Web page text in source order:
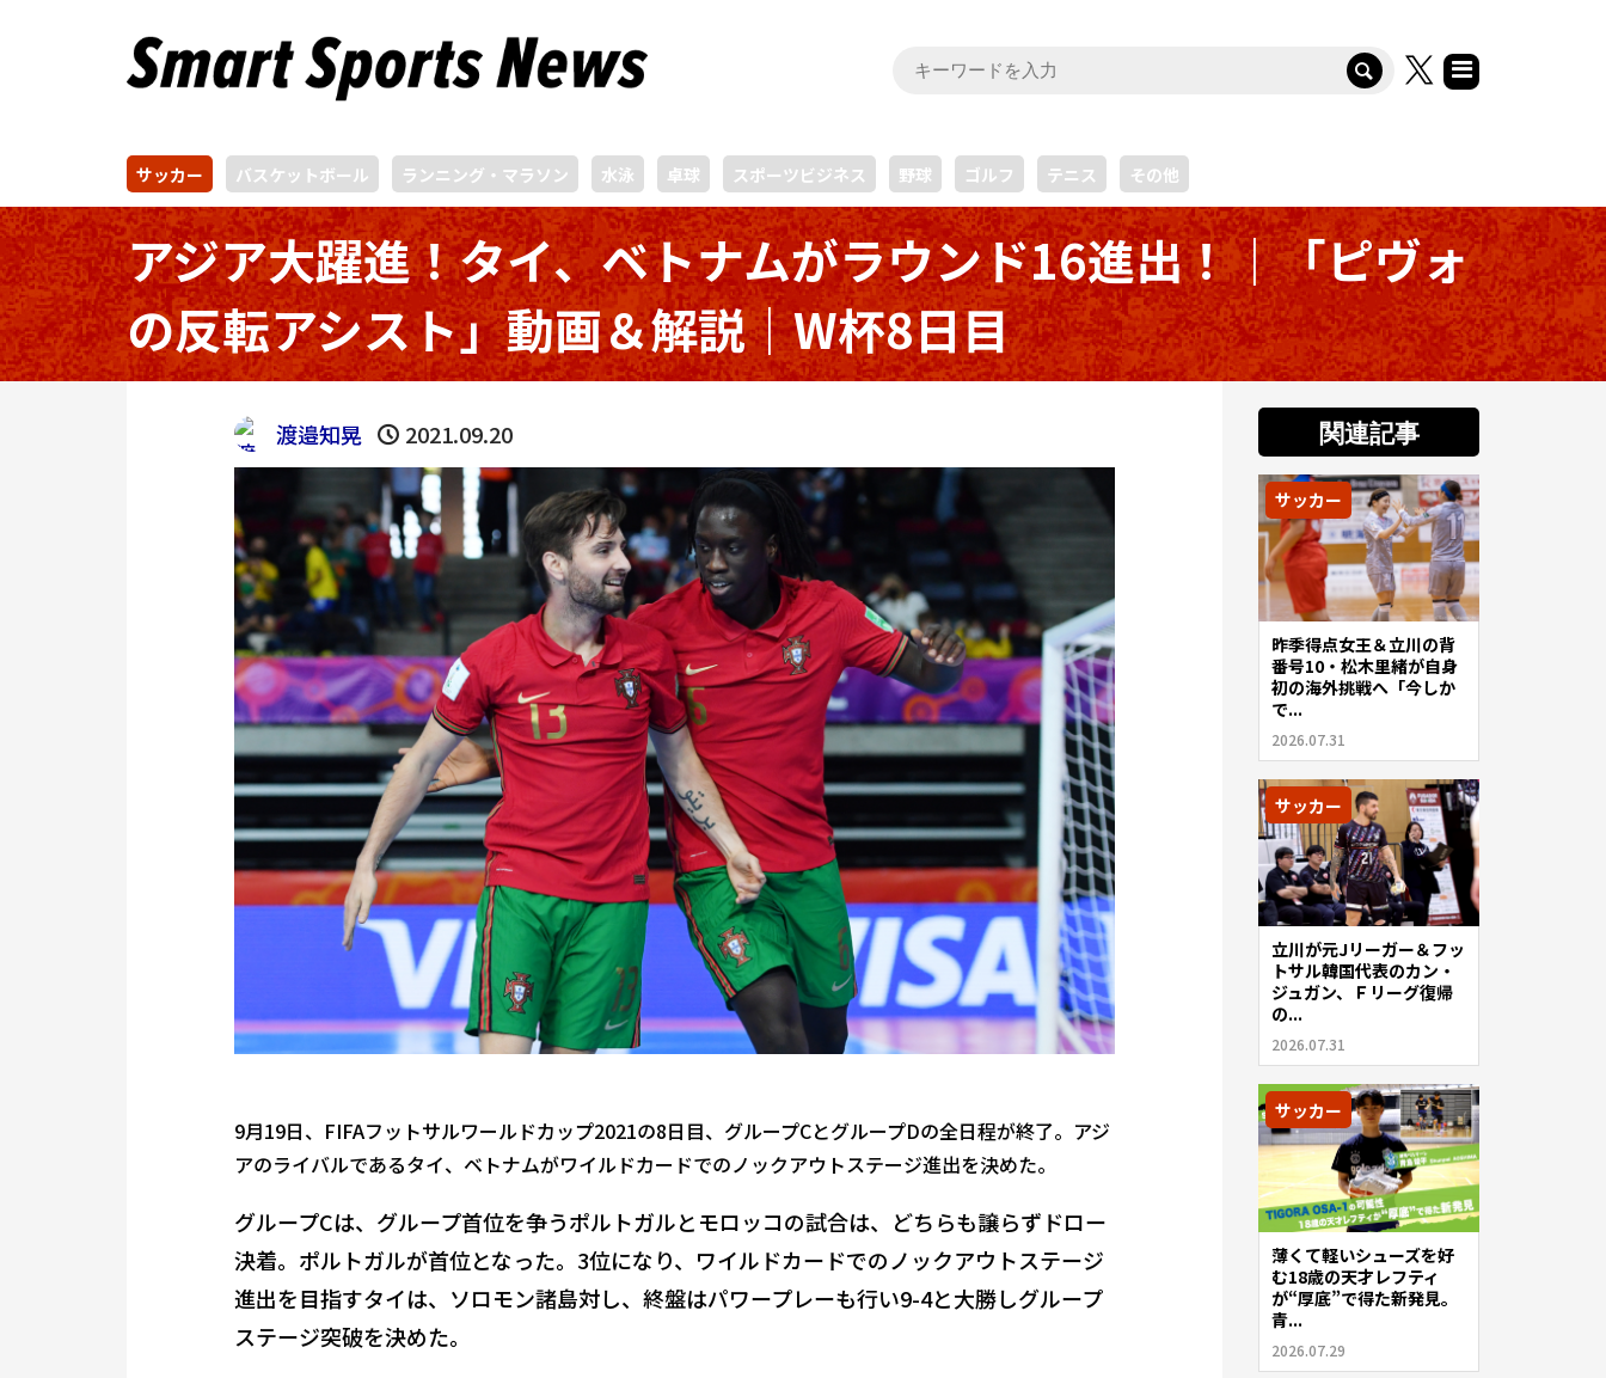
サッカー バスケットボール ランニング・マラソン 水泳 卓球 スポーツビジネス 野球 ゴルフ テニス その他
アジア大躍進！タイ、ベトナムがラウンド16進出！｜「ピヴォ
の反転アシスト」動画＆解説｜W杯8日目
渡邉知晃 2021.09.20
9月19日、FIFAフットサルワールドカップ2021の8日目、グループCとグループDの全日程が終了。アジ
アのライバルであるタイ、ベトナムがワイルドカードでのノックアウトステージ進出を決めた。
グループCは、グループ首位を争うポルトガルとモロッコの試合は、どちらも譲らずドロー
決着。ポルトガルが首位となった。3位になり、ワイルドカードでのノックアウトステージ
進出を目指すタイは、ソロモン諸島対し、終盤はパワープレーも行い9-4と大勝しグループ
ステージ突破を決めた。
関連記事
サッカー
昨季得点女王＆立川の背
番号10・松木里緒が自身
初の海外挑戦へ「今しか
で...
2026.07.31
サッカー
立川が元Jリーガー＆フッ
トサル韓国代表のカン・
ジュガン、Ｆリーグ復帰
の...
2026.07.31
サッカー
薄くて軽いシューズを好
む18歳の天才レフティ
が“厚底”で得た新発見。
青...
2026.07.29